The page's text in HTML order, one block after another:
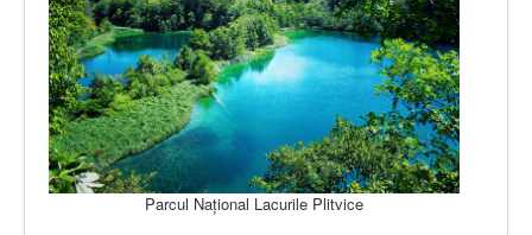
Parcul Național Lacurile Plitvice